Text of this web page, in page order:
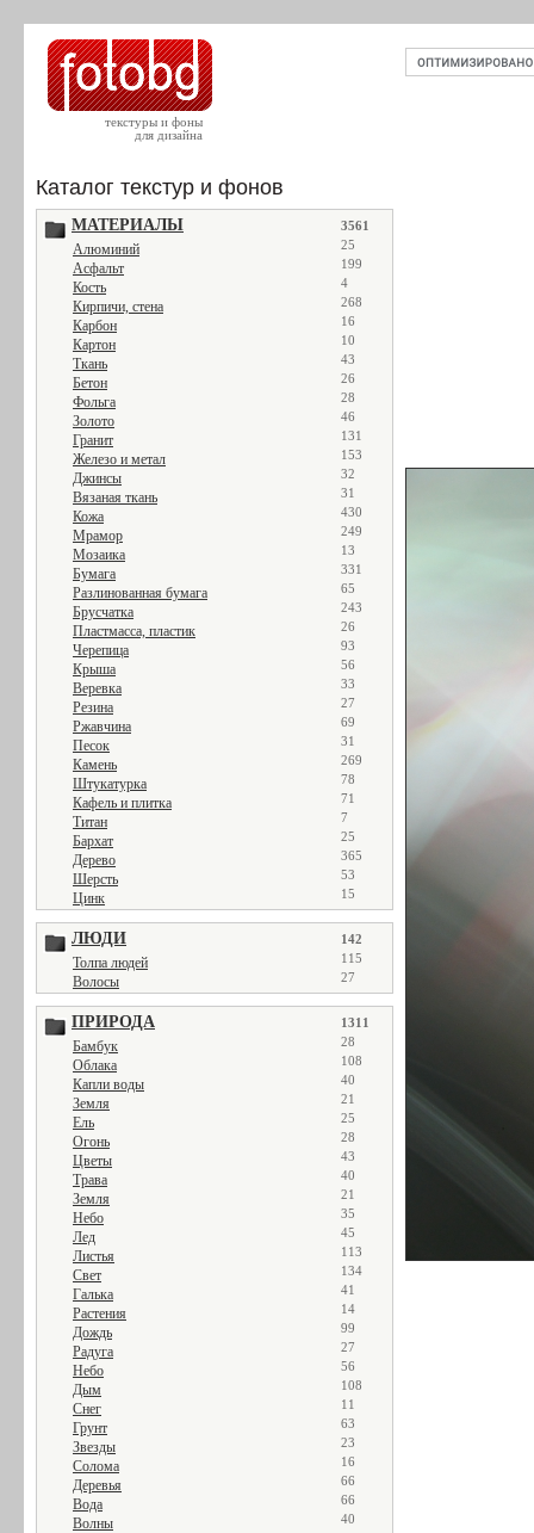
текстуры и фоны
для дизайна
Каталог текстур и фонов
МАТЕРИАЛЫ 3561
Алюминий 25
Асфальт 199
Кость 4
Кирпичи, стена 268
Карбон 16
Картон 10
Ткань 43
Бетон 26
Фольга 28
Золото 46
Гранит 131
Железо и метал 153
Джинсы 32
Вязаная ткань 31
Кожа 430
Мрамор 249
Мозаика 13
Бумага 331
Разлинованная бумага 65
Брусчатка 243
Пластмасса, пластик 26
Черепица 93
Крыша 56
Веревка 33
Резина 27
Ржавчина 69
Песок 31
Камень 269
Штукатурка 78
Кафель и плитка 71
Титан 7
Бархат 25
Дерево 365
Шерсть 53
Цинк 15
ЛЮДИ 142
Толпа людей 115
Волосы 27
ПРИРОДА 1311
Бамбук 28
Облака 108
Капли воды 40
Земля 21
Ель 25
Огонь 28
Цветы 43
Трава 40
Земля 21
Небо 35
Лед 45
Листья 113
Свет 134
Галька 41
Растения 14
Дождь 99
Радуга 27
Небо 56
Дым 108
Снег 11
Грунт 63
Звезды 23
Солома 16
Деревья 66
Вода 66
Волны 40